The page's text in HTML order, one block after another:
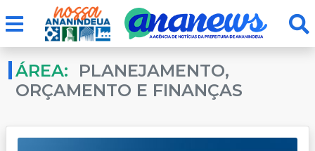
ÁREA:
PLANEJAMENTO,
ORÇAMENTO E FINANÇAS